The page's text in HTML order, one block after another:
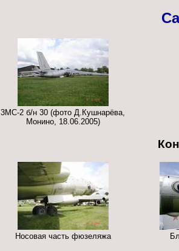
3МС-2 б/н 30 (фото Д.Кушнарёва,
Монино, 18.06.2005)
Носовая часть фюзеляжа